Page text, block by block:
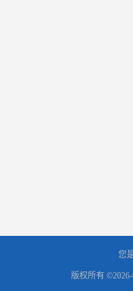
您
版权所有 ©2026-